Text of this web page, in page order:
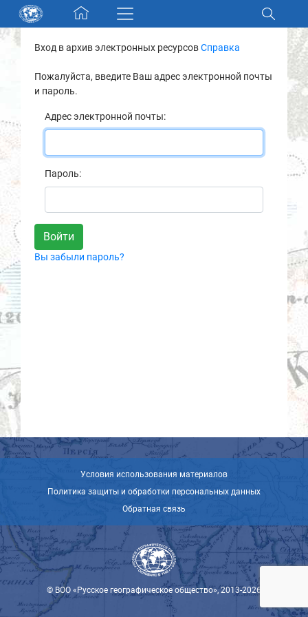
Skip navigation
Разделы и коллекции
Электронный каталог
Новости
О нас
Контакты
Партнеры
Вход в архив электронных ресурсовСправка
Пожалуйста, введите Ваш адрес электронной почты
и пароль.
Адрес электронной почты:
Пароль:
Вы забыли пароль?
Условия использования материалов
Политика защиты и обработки персональных данных
Обратная связь
© ВОО «Русское географическое общество», 2013-2026